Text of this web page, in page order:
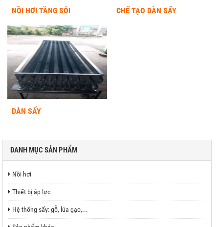
NỒI HƠI TẦNG SÔI CHẾ TẠO DÀN SẤY
DÀN SẤY
DANH MỤC SẢN PHẨM
Nồi hơi
Thiết bị áp lực
Hệ thống sấy: gỗ, lúa gạo,...